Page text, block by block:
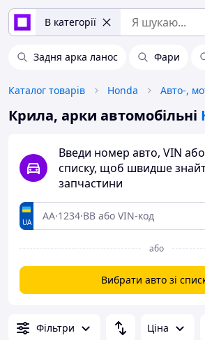
В категорії
Задня арка ланос Фари
Каталог товарів Honda Авто-,
Крила, арки автомобільні
Введи номер авто, VIN
списку, щоб швидше
запчастини
UA
або
Вибрати авто зі
Фільтри Ціна